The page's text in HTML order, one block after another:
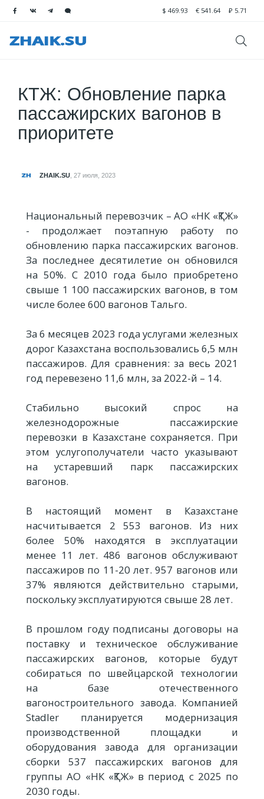
$ 469.93 € 541.64 ₽ 5.71
КТЖ: Обновление парка
пассажирских вагонов в
приоритете
ZHAIK.SU 27 июля, 2023
Национальный перевозчик – АО «НК «ҚТЖ»
- продолжает поэтапную работу по
обновлению парка пассажирских вагонов.
За последнее десятилетие он обновился
на 50%. С 2010 года было приобретено
свыше 1 100 пассажирских вагонов, в том
числе более 600 вагонов Тальго.
За 6 месяцев 2023 года услугами железных
дорог Казахстана воспользовались 6,5 млн
пассажиров. Для сравнения: за весь 2021
год перевезено 11,6 млн, за 2022-й – 14.
Стабильно высокий спрос на
железнодорожные пассажирские
перевозки в Казахстане сохраняется. При
этом услугополучатели часто указывают
на устаревший парк пассажирских
вагонов.
В настоящий момент в Казахстане
насчитывается 2 553 вагонов. Из них
более 50% находятся в эксплуатации
менее 11 лет. 486 вагонов обслуживают
пассажиров по 11-20 лет. 957 вагонов или
37% являются действительно старыми,
поскольку эксплуатируются свыше 28 лет.
В прошлом году подписаны договоры на
поставку и техническое обслуживание
пассажирских вагонов, которые будут
собираться по швейцарской технологии
на базе отечественного
вагоностроительного завода. Компанией
Stadler планируется модернизация
производственной площадки и
оборудования завода для организации
сборки 537 пассажирских вагонов для
группы АО «НК «ҚТЖ» в период с 2025 по
2030 годы.